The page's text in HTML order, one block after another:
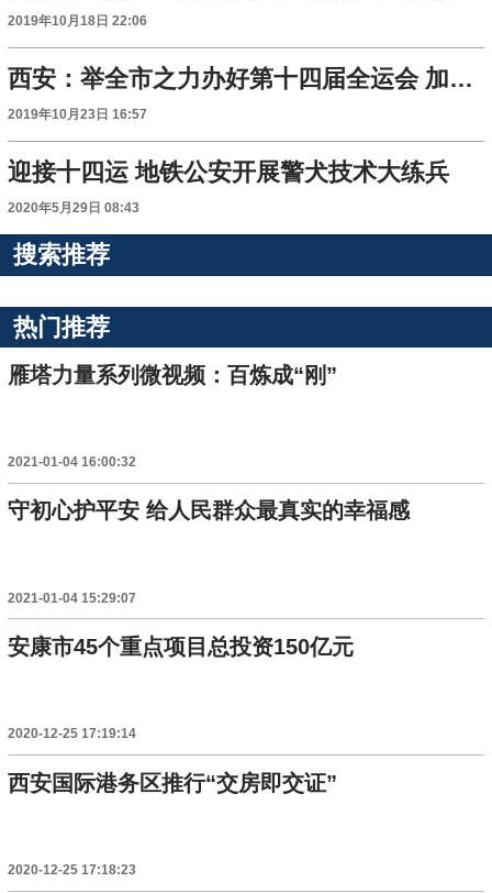
2019年10月18日 22:06
西安：举全市之力办好第十四届全运会 加快国家中心城市建设步伐
2019年10月23日 16:57
迎接十四运 地铁公安开展警犬技术大练兵
2020年5月29日 08:43
搜索推荐
热门推荐
雁塔力量系列微视频：百炼成“刚”
2021-01-04 16:00:32
守初心护平安 给人民群众最真实的幸福感
2021-01-04 15:29:07
安康市45个重点项目总投资150亿元
2020-12-25 17:19:14
西安国际港务区推行“交房即交证”
2020-12-25 17:18:23